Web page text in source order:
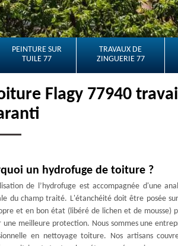
PEINTURE SUR
TUILE 77
TRAVAUX DE
ZINGUERIE 77
Flagy 77940
un hydrofuge de toiture ?
de l’hydrofuge est accompagnée d'une
du champ traité. L'étanchéité doit être posée
et en bon état (libéré de lichen et de mousse)
une meilleure protection. Nous sommes une
en nettoyage toiture. Nos artisans